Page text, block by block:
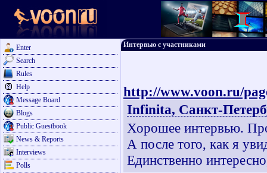
Enter
Search
Rules
Help
Message Board
Blogs
Public Guestbook
News & Reports
Interviews
Polls
Интервью с участниками
http://www.voon.ru/
Infinita, Санкт-
Хорошее интервью.
А после того, как я
Единственно